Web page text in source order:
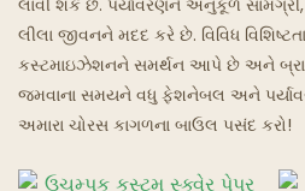
લાવી શકે છે. પર્યાવરણને અનુકૂળ
લીલા જીવનને મદદ કરે છે. વિવિધ
કસ્ટમાઇઝેશનને સમર્થન આપે છે અને
જમવાના સમયને વધુ ફેશનેબલ અને
અમારા ચોરસ કાગળના બાઉલ પસંદ કરો!